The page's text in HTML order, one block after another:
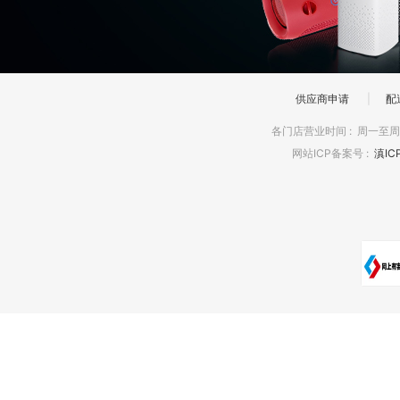
供应商申请 配
各门店营业时间 : 周一至
网站ICP备案号 : 滇